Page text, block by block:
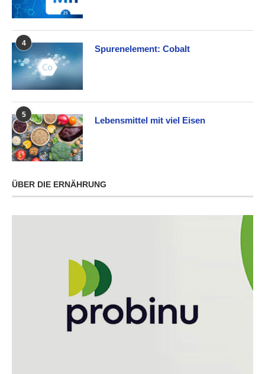
4
Spurenelement: Cobalt
5
Lebensmittel mit viel Eisen
ÜBER DIE ERNÄHRUNG